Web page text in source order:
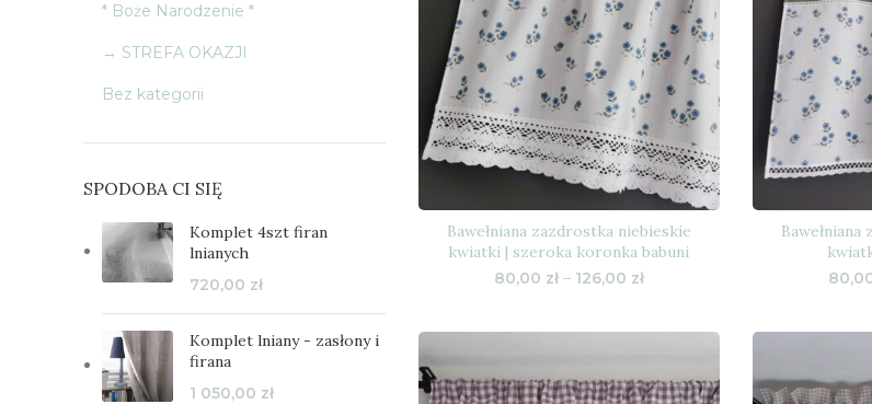
* Boże Narodzenie *
→ STREFA OKAZJI
Bez kategorii
SPODOBA CI SIĘ
Komplet 4szt firan
lnianych
720,00 zł
Komplet lniany - zasłony i
firana
1 050,00 zł
Bawełniana zazdrostka niebieskie
kwiatki | szeroka koronka babuni
80,00 zł – 126,00 złZakres
80,00 zł
126,00 zł